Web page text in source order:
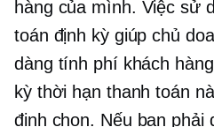
hàng của mình. Việc sử
toán định kỳ giúp chủ
dàng tính phí khách
kỳ thời hạn thanh toán
định chọn. Nếu bạn